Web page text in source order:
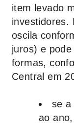
item levado
investidores.
oscila
juros) e
formas,
Central em
se a
ao